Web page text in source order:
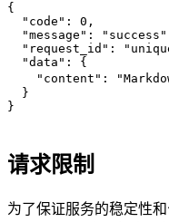
{
  "code": 0,
"message":
"request_id":
  "data": {
"content":
  }
请求限制
为了保证服务的稳定性